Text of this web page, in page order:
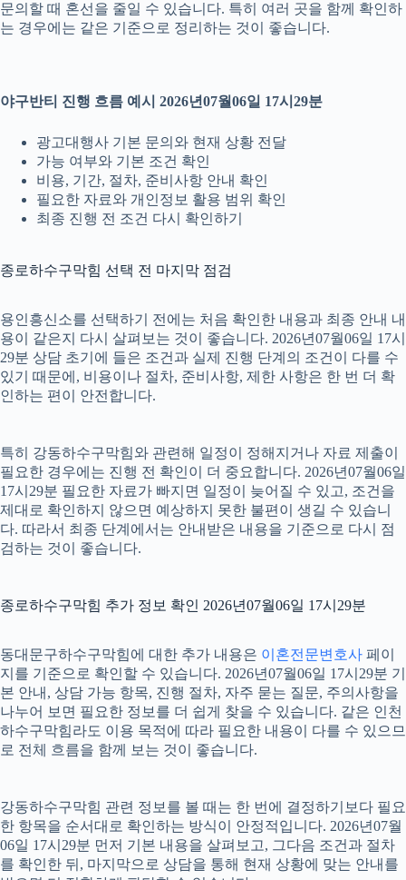
문의할 때 혼선을 줄일 수 있습니다. 특히 여러 곳을 함께 확인하
는 경우에는 같은 기준으로 정리하는 것이 좋습니다.
야구반티 진행 흐름 예시 2026년07월06일 17시29분
광고대행사 기본 문의와 현재 상황 전달
가능 여부와 기본 조건 확인
비용, 기간, 절차, 준비사항 안내 확인
필요한 자료와 개인정보 활용 범위 확인
최종 진행 전 조건 다시 확인하기
종로하수구막힘 선택 전 마지막 점검
용인흥신소를 선택하기 전에는 처음 확인한 내용과 최종 안내 내
용이 같은지 다시 살펴보는 것이 좋습니다. 2026년07월06일 17시
29분 상담 초기에 들은 조건과 실제 진행 단계의 조건이 다를 수
있기 때문에, 비용이나 절차, 준비사항, 제한 사항은 한 번 더 확
인하는 편이 안전합니다.
특히 강동하수구막힘와 관련해 일정이 정해지거나 자료 제출이
필요한 경우에는 진행 전 확인이 더 중요합니다. 2026년07월06일
17시29분 필요한 자료가 빠지면 일정이 늦어질 수 있고, 조건을
제대로 확인하지 않으면 예상하지 못한 불편이 생길 수 있습니
다. 따라서 최종 단계에서는 안내받은 내용을 기준으로 다시 점
검하는 것이 좋습니다.
종로하수구막힘 추가 정보 확인 2026년07월06일 17시29분
동대문구하수구막힘에 대한 추가 내용은 이혼전문변호사 페이
지를 기준으로 확인할 수 있습니다. 2026년07월06일 17시29분 기
본 안내, 상담 가능 항목, 진행 절차, 자주 묻는 질문, 주의사항을
나누어 보면 필요한 정보를 더 쉽게 찾을 수 있습니다. 같은 인천
하수구막힘라도 이용 목적에 따라 필요한 내용이 다를 수 있으므
로 전체 흐름을 함께 보는 것이 좋습니다.
강동하수구막힘 관련 정보를 볼 때는 한 번에 결정하기보다 필요
한 항목을 순서대로 확인하는 방식이 안정적입니다. 2026년07월
06일 17시29분 먼저 기본 내용을 살펴보고, 그다음 조건과 절차
를 확인한 뒤, 마지막으로 상담을 통해 현재 상황에 맞는 안내를